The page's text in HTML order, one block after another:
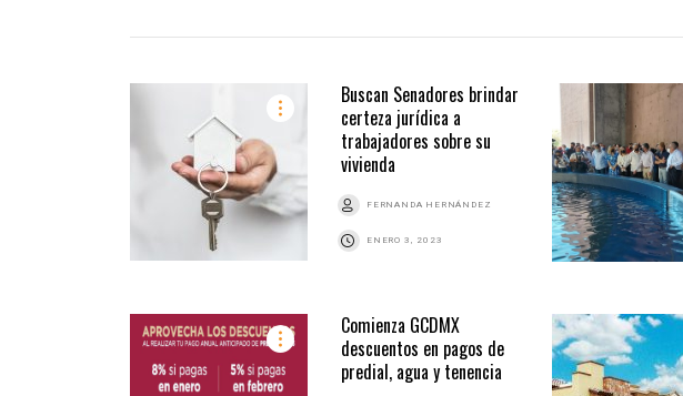
Buscan Senadores brindar
certeza jurídica a
trabajadores sobre su
vivienda
FERNANDA HERNÁNDEZ
ENERO 3, 2023
Comienza GCDMX
descuentos en pagos de
predial, agua y tenencia